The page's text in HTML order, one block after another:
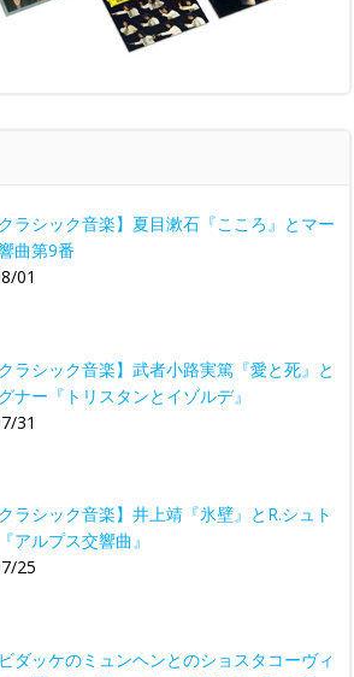
クラシック音楽】夏目漱石『こころ』とマー
曲第9番
01
クラシック音楽】武者小路実篤『愛と死』と
ナー『トリスタンとイゾルデ』
31
クラシック音楽】井上靖『氷壁』とR.シュト
アルプス交響曲』
25
ダッケのミュンヘンとのショスタコーヴィ